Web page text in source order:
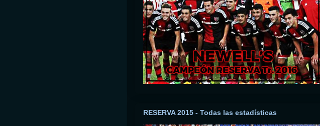
RESERVA 2015 - Todas las estadísticas